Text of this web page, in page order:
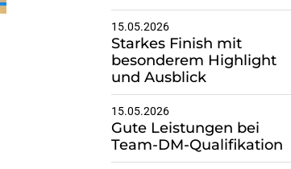
15.05.2026
Starkes Finish mit
besonderem Highlight
und Ausblick
15.05.2026
Gute Leistungen bei
Team-DM-Qualifikation